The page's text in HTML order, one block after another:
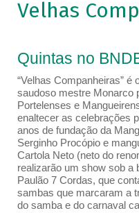
Velhas
Quintas no
“Velhas Companheiras”
saudoso mestre Monarco
Portelenses e
enaltecer as celebrações
anos de fundação da
Serginho Procópio e
Cartola Neto (neto do
realizarão um show sob a
Paulão 7 Cordas, que
sambas que marcaram a
do samba e do carnaval